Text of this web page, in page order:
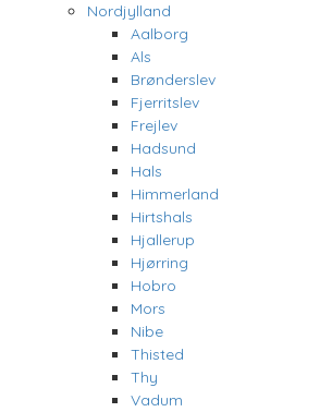
Nordjylland
Aalborg
Als
Brønderslev
Fjerritslev
Frejlev
Hadsund
Hals
Himmerland
Hirtshals
Hjallerup
Hjørring
Hobro
Mors
Nibe
Thisted
Thy
Vadum